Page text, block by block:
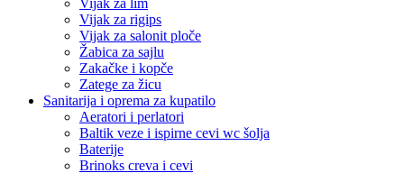
Vijak za lim
Vijak za rigips
Vijak za salonit ploče
Žabica za sajlu
Zakačke i kopče
Zatege za žicu
Sanitarija i oprema za kupatilo
Aeratori i perlatori
Baltik veze i ispirne cevi wc šolja
Baterije
Brinoks creva i cevi